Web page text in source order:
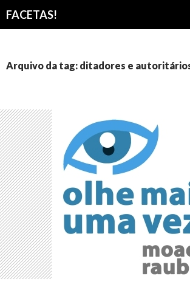
FACETAS!
CONTEÚDO
Arquivo da tag: ditadores e